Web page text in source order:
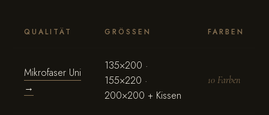
QUALITÄT GRÖSSEN FARBEN
Mikrofaser Uni
→
135×200 ·
155×220 ·
200×200 + Kissen
10 Farben